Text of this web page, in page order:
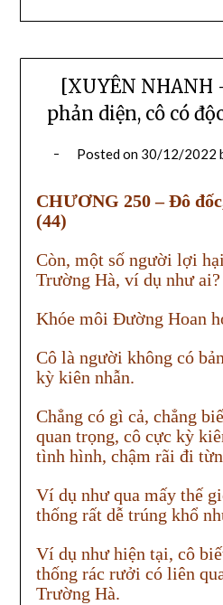
[XUYÊN
phản diện, cô có
Posted on 30/12/2022
CHƯƠNG 250 – Đô
(44)
Còn, một số người lợi
Trường Hà, ví dụ như ai?
Khóe môi Đường Hoan
Cô là người không có
kỳ kiên nhẫn.
Chẳng có gì cả, chẳng
quan trọng, cô cực kỳ
tình hình, chậm rãi đi
Ví dụ như qua mấy thế
thống rất dễ trúng khổ
Ví dụ như hiện tại, cô
thống rác rưởi có liên
Trường Hà.